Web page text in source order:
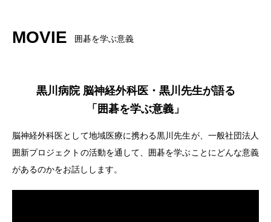
MOVIE 囲碁を学ぶ意義
黒川病院 脳神経外科医・黒川先生が語る
「囲碁を学ぶ意義」
脳神経外科医として地域医療に携わる黒川先生が、一般社団法人
囲新プロジェクトの活動を通して、囲碁を学ぶことにどんな意義
があるのかをお話しします。